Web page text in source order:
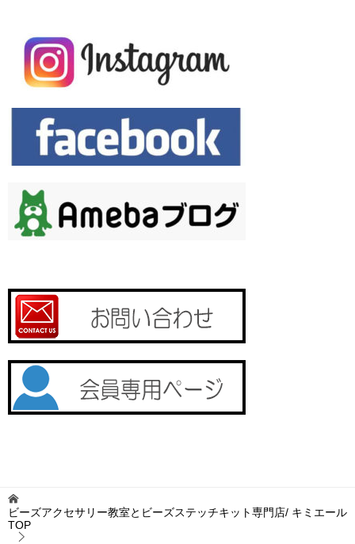
ビーズアクセサリー教室とビーズステッチキット専門店/ キミエール
TOP